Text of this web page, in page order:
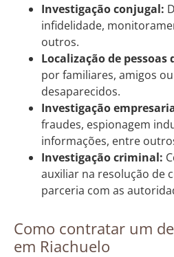
Investigação conjugal:
infidelidade,
outros.
Localização de pessoas
por familiares, amigos
desaparecidos.
Investigação
fraudes, espionagem
informações, entre
Investigação criminal:
auxiliar na resolução de
parceria com as
Como contratar um
em Riachuelo